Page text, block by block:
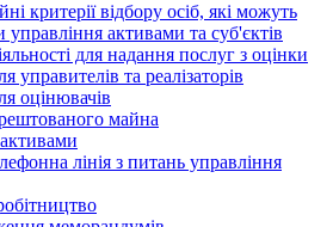
критерії відбору осіб, які можуть
активами та суб'єктів
для надання послуг з оцінки
управителів та реалізаторів
оцінювачів
майна
лінія з питань управління